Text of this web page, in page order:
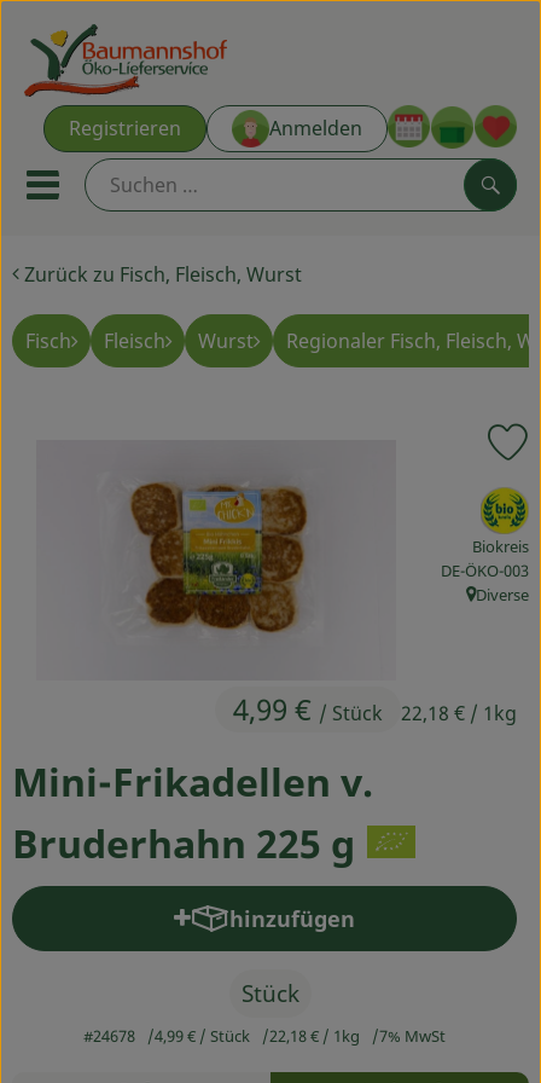
Registrieren Anmelden
Mobiles Menu öffnen oder
Ökokisten
Kochkisten
AUS DER REGION
Obst & Gemüse
Haltbares
Getränke
Drogerie
Über uns
Blog & Aktuelles
Zurück zu Fisch, Fleisch, Wurst
Fisch Fleisch Wurst Regionaler Fisch, Fleisch,
Mini-Frikadellen v.
Bruderhahn 225 g
4,99 € / Stück 22,18 € / 1kg
, Verband:
Biokreis
,DE-ÖKO-003
, Herkunft:
Diverse
hinzufügen
Produkt zum Warenkorb
Stück
#24678 4,99 € / Stück 22,18 € / 1kg 7% MwSt